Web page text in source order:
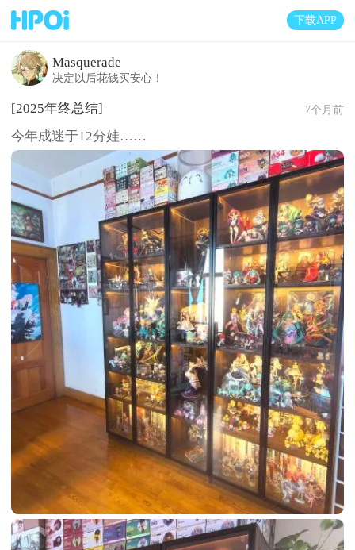
下载APP
Masquerade
决定以后花钱买安心！
[2025年终总结] 7个月前
今年成迷于12分娃……